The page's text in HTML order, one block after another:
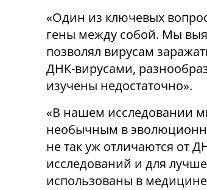
«Один из ключевых
гены между собой. Мы
позволял вирусам
ДНК-вирусами,
изучены недостаточно».
«В нашем исследовании
необычным в
не так уж отличаются от
исследований и для
использованы в медицине